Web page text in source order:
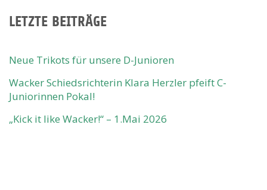
LETZTE BEITRÄGE
Neue Trikots für unsere D-Junioren
Wacker Schiedsrichterin Klara Herzler pfeift C-
Juniorinnen Pokal!
„Kick it like Wacker!“ – 1.Mai 2026